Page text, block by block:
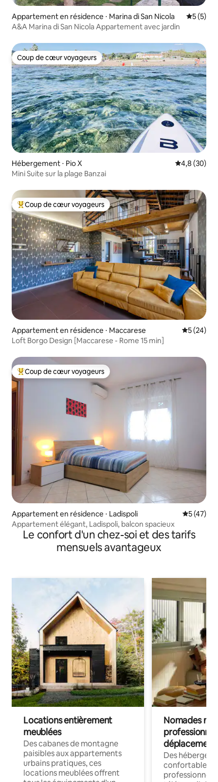
Appartement en résidence ⋅ Marina di San Nicola
5 (5)
A&A Marina di San Nicola Appartement avec jardin
Coup de cœur voyageurs
Coup de cœur voyageurs
Hébergement ⋅ Pio X Évaluation
4,8 (30)
Mini Suite sur la plage Banzai
Coups de cœur voyageurs les plus appréciés
Coup de cœur voyageurs
Appartement en résidence ⋅ Maccarese
5 (24)
Loft Borgo Design [Maccarese - Rome 15 min]
Coups de cœur voyageurs les plus appréciés
Coup de cœur voyageurs
Appartement en résidence ⋅ Ladispoli
5 (47)
Appartement élégant, Ladispoli, balcon spacieux
Le confort d'un chez-soi et des tarifs
mensuels avantageux
Locations entièrement
meublées
Des cabanes de montagne
paisibles aux appartements
urbains pratiques, ces
locations meublées offrent
Nomades
déplacement
Des
confortables
professionnels